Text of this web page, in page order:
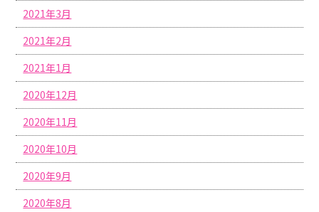
2021年3月
2021年2月
2021年1月
2020年12月
2020年11月
2020年10月
2020年9月
2020年8月